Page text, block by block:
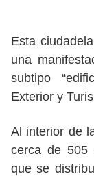
Esta
una
subtipo
Exterior y
Al interior de
cerca de 505
que se